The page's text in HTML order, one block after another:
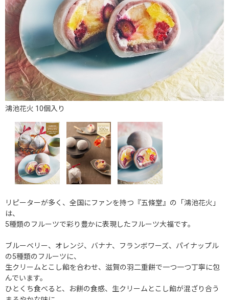
鴻池花火 10個入り
リピーターが多く、全国にファンを持つ『五條堂』の「鴻池花火」
は、
5種類のフルーツで彩り豊かに表現したフルーツ大福です。
ブルーベリー、オレンジ、バナナ、フランボワーズ、パイナップル
の5種類のフルーツに、
生クリームとこし餡を合わせ、滋賀の羽二重餅で一つ一つ丁寧に包
んでいます。
ひとくち食べると、お餅の食感、生クリームとこし餡が混ざり合う